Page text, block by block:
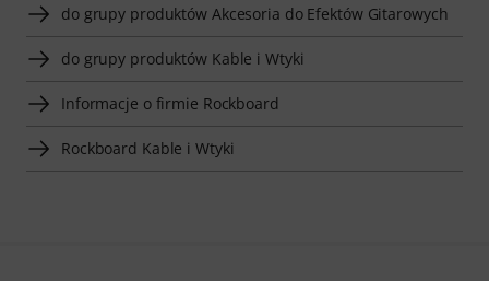
do grupy produktów Akcesoria do Efektów Gitarowych
do grupy produktów Kable i Wtyki
Informacje o firmie Rockboard
Rockboard Kable i Wtyki